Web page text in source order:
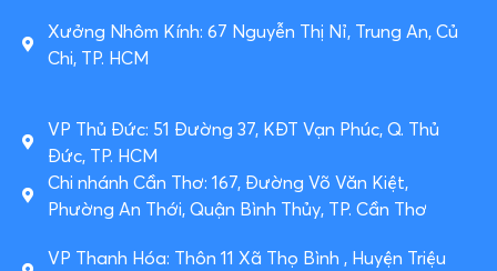
Xưởng Nhôm Kính: 67 Nguyễn Thị Nỉ, Trung An, Củ
Chi, TP. HCM
VP Thủ Đức: 51 Đường 37, KĐT Vạn Phúc, Q. Thủ
Đức, TP. HCM
Chi nhánh Cần Thơ: 167, Đường Võ Văn Kiệt,
Phường An Thới, Quận Bình Thủy, TP. Cần Thơ
VP Thanh Hóa: Thôn 11 Xã Thọ Bình , Huyện Triệu